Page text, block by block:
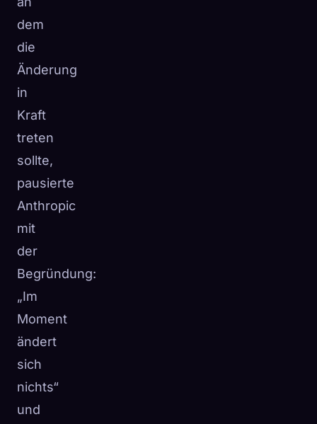
dem
die
Änderung
in
Kraft
treten
sollte,
pausierte
Anthropic
mit
der
Begründung:
„Im
Moment
ändert
sich
nichts“
und